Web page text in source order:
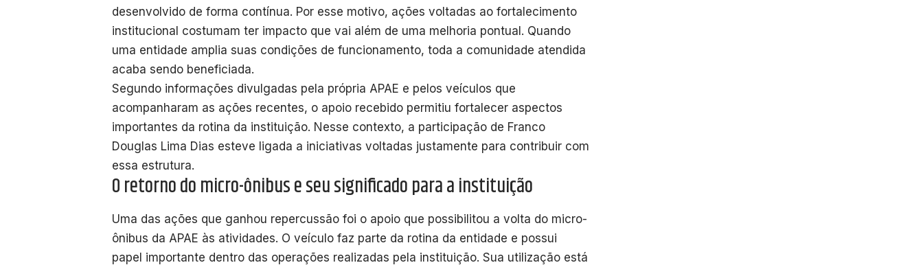
desenvolvido de forma contínua. Por esse motivo, ações voltadas ao fortalecimento
institucional costumam ter impacto que vai além de uma melhoria pontual. Quando
uma entidade amplia suas condições de funcionamento, toda a comunidade atendida
acaba sendo beneficiada.
Segundo informações divulgadas pela própria APAE e pelos veículos que
acompanharam as ações recentes, o apoio recebido permitiu fortalecer aspectos
importantes da rotina da instituição. Nesse contexto, a participação de Franco
Douglas Lima Dias esteve ligada a iniciativas voltadas justamente para contribuir com
essa estrutura.
O retorno do micro-ônibus e seu significado para a instituição
Uma das ações que ganhou repercussão foi o apoio que possibilitou a volta do micro-
ônibus da APAE às atividades. O veículo faz parte da rotina da entidade e possui
papel importante dentro das operações realizadas pela instituição. Sua utilização está